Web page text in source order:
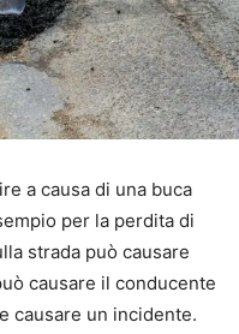
a causa di una buca
per la perdita di
strada può causare
causare il conducente
causare un incidente.